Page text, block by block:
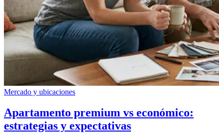
Mercado y ubicaciones
Apartamento premium vs económico:
estrategias y expectativas